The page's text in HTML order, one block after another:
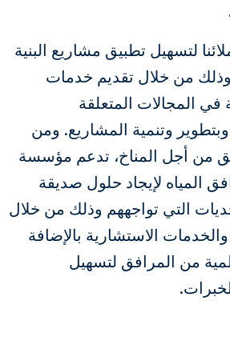
لتسهيل تطبيق مشاريع البنية
وذلك من خلال تقديم خدمات
في المجالات المتعلقة
وتنمية المشاريع. ومن
من أجل المناخ، تدعم مؤسسة
المياه لإيجاد حلول صديقة
التي تواجههم وذلك من خلال
الاستشارية بالإضافة
من المرافق لتسهيل